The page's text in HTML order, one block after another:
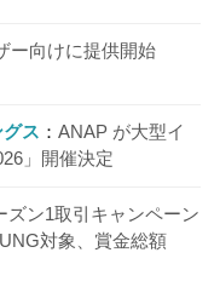
ー向けに提供開始
ス
ANAP が大型イ
」開催決定
ズン1取引キャンペーン
対象、賞金総額